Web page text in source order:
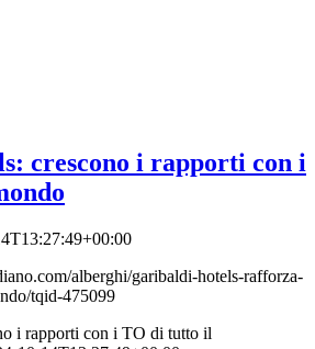
crescono i rapporti con i
alberghi/garibaldi-hotels-rafforza-
tqid-475099
i rapporti con i TO di tutto il